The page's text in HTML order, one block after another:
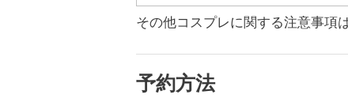
一般的に過度な露出と思われる衣
刃物類・銃器類
火薬類等の火気類（花火、キャンド
その他コスプレに関する注意事項
予約方法